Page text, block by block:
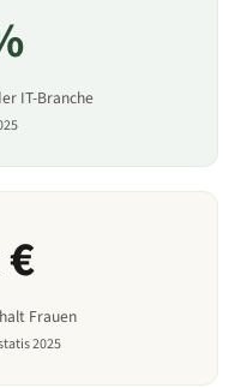
IT-Branche
Frauen
2025